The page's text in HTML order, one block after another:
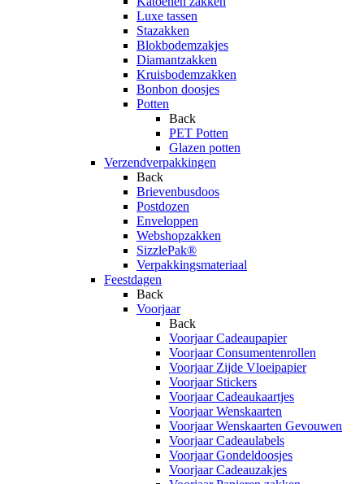
Luxe tassen
Stazakken
Blokbodemzakjes
Diamantzakken
Kruisbodemzakken
Bonbon doosjes
Potten
Back
PET Potten
Glazen potten
Verzendverpakkingen
Back
Brievenbusdoos
Postdozen
Enveloppen
Webshopzakken
SizzlePak®
Verpakkingsmateriaal
Feestdagen
Back
Voorjaar
Back
Voorjaar Cadeaupapier
Voorjaar Consumentenrollen
Voorjaar Zijde Vloeipapier
Voorjaar Stickers
Voorjaar Cadeaukaartjes
Voorjaar Wenskaarten
Voorjaar Wenskaarten Gevouwen
Voorjaar Cadeaulabels
Voorjaar Gondeldoosjes
Voorjaar Cadeauzakjes